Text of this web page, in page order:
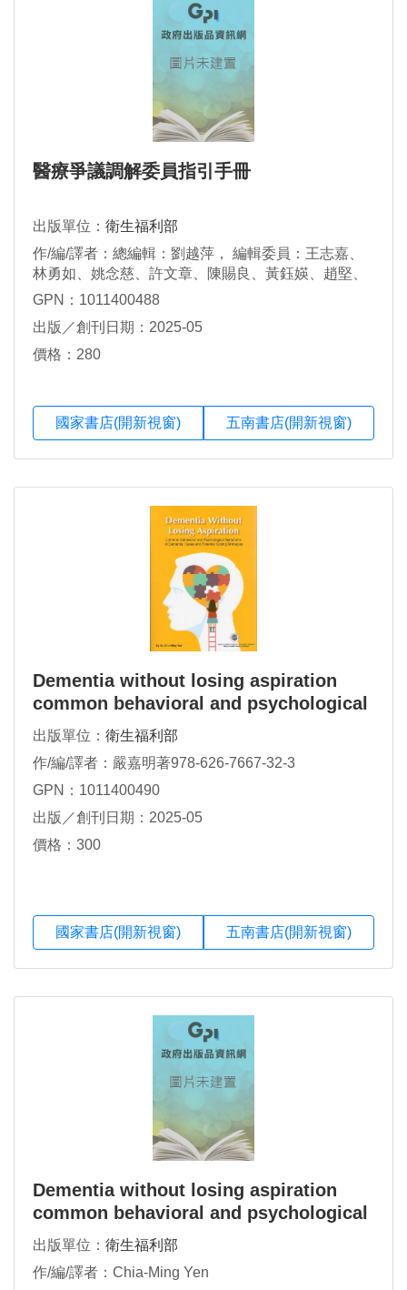
醫療爭議調解委員指引手冊
出版單位： 衛生福利部
作/編/譯者：總編輯：劉越萍， 編輯委員：王志嘉、
林勇如、姚念慈、許文章、陳賜良、黃鈺媖、趙堅、
鄧政雄
GPN：1011400488
出版／創刊日期：2025-05
價格：280
國家書店(開新視窗) 五南書店(開新視窗)
Dementia without losing aspiration
common behavioral and psychological
symptoms of dementia (英文版)
出版單位： 衛生福利部
作/編/譯者：嚴嘉明著978-626-7667-32-3
GPN：1011400490
出版／創刊日期：2025-05
價格：300
國家書店(開新視窗) 五南書店(開新視窗)
Dementia without losing aspiration
common behavioral and psychological
symptoms of dementia電子書
出版單位： 衛生福利部
作/編/譯者：Chia-Ming Yen